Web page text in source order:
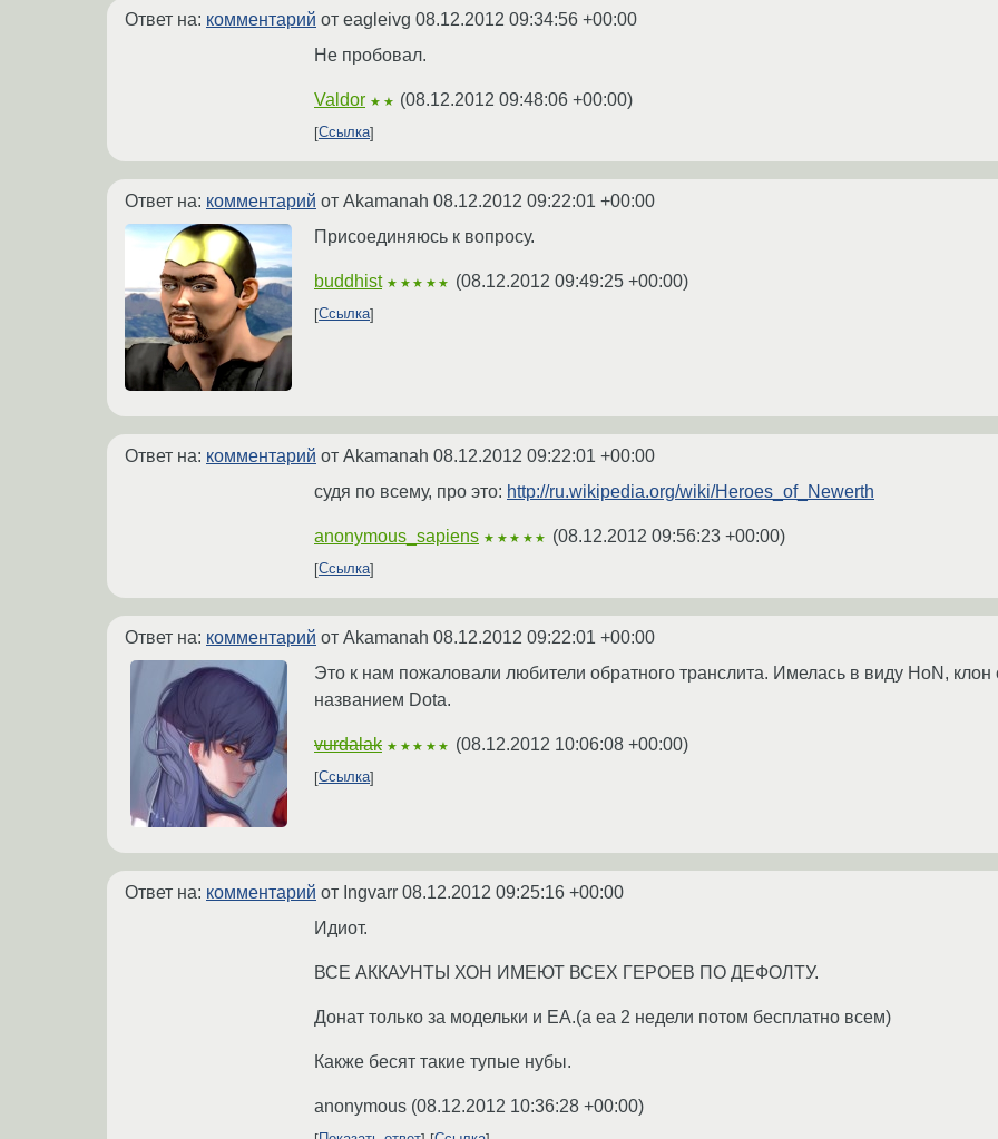
Ответ на: комментарий от eagleivg 08.12.2012 09:34:56 +00:00
Не пробовал.
Valdor ★★ (08.12.2012 09:48:06 +00:00)
Ссылка
Ответ на: комментарий от Akamanah 08.12.2012 09:22:01 +00:00
Присоединяюсь к вопросу.
buddhist ★★★★★ (08.12.2012 09:49:25 +00:00)
Ссылка
Ответ на: комментарий от Akamanah 08.12.2012 09:22:01 +00:00
судя по всему, про это: http://ru.wikipedia.org/wiki/Heroes_of_Newerth
anonymous_sapiens ★★★★★ (08.12.2012 09:56:23 +00:00)
Ссылка
Ответ на: комментарий от Akamanah 08.12.2012 09:22:01 +00:00
Это к нам пожаловали любители обратного транслита. Имелась в виду HoN, клон
названием Dota.
vurdalak ★★★★★ (08.12.2012 10:06:08 +00:00)
Ссылка
Ответ на: комментарий от Ingvarr 08.12.2012 09:25:16 +00:00
Идиот.
ВСЕ АККАУНТЫ ХОН ИМЕЮТ ВСЕХ ГЕРОЕВ ПО ДЕФОЛТУ.
Донат только за модельки и ЕА.(а еа 2 недели потом бесплатно всем)
Какже бесят такие тупые нубы.
anonymous (08.12.2012 10:36:28 +00:00)